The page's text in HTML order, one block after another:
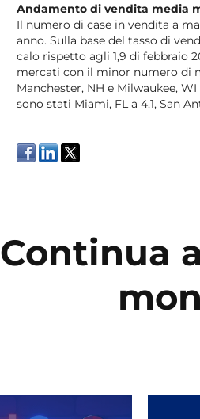
Andamento di vendita media
Il numero di case in vendita a
anno. Sulla base del tasso di
calo rispetto agli 1,9 di febbraio
mercati con il minor numero di
Manchester, NH e Milwaukee,
sono stati Miami, FL a 4,1, San
Continua